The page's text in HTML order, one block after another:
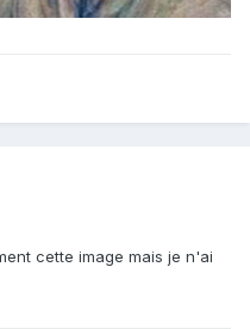
cette image mais je n'ai